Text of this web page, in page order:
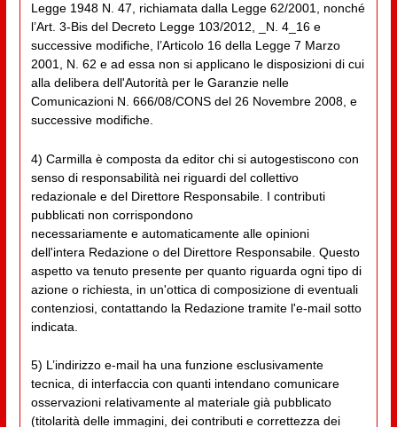
Legge 1948 N. 47, richiamata dalla Legge 62/2001, nonché
l’Art. 3-Bis del Decreto Legge 103/2012, _N. 4_16 e
successive modifiche, l’Articolo 16 della Legge 7 Marzo
2001, N. 62 e ad essa non si applicano le disposizioni di cui
alla delibera dell'Autorità per le Garanzie nelle
Comunicazioni N. 666/08/CONS del 26 Novembre 2008, e
successive modifiche.
4) Carmilla è composta da editor chi si autogestiscono con
senso di responsabilità nei riguardi del collettivo
redazionale e del Direttore Responsabile. I contributi
pubblicati non corrispondono
necessariamente e automaticamente alle opinioni
dell'intera Redazione o del Direttore Responsabile. Questo
aspetto va tenuto presente per quanto riguarda ogni tipo di
azione o richiesta, in un'ottica di composizione di eventuali
contenziosi, contattando la Redazione tramite l'e-mail sotto
indicata.
5) L’indirizzo e-mail ha una funzione esclusivamente
tecnica, di interfaccia con quanti intendano comunicare
osservazioni relativamente al materiale già pubblicato
(titolarità delle immagini, dei contributi e correttezza dei